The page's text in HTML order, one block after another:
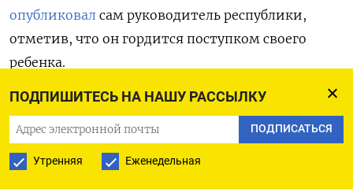
ПОДПИШИТЕСЬ НА НАШУ РАССЫЛКУ
ПОДПИСАТЬСЯ
Утренняя Еженедельная
опубликовал сам руководитель республики,
отметив, что он гордится поступком своего
ребенка.
По итогам незапланированной встречи Путина
с Кадыровым выяснилось, что глава государства,
напротив, поощрил его, одобрив строительство
мечети в Москве, в районе Южное Бутово.